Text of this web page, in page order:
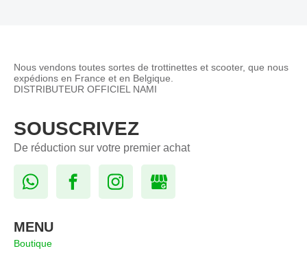
Nous vendons toutes sortes de trottinettes et scooter, que nous
expédions en France et en Belgique.
DISTRIBUTEUR OFFICIEL NAMI
MENU
Boutique
SOUSCRIVEZ
De réduction sur votre premier achat